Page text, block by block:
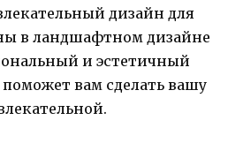
дизайн для
в ландшафтном дизайне
и эстетичный
вам сделать вашу